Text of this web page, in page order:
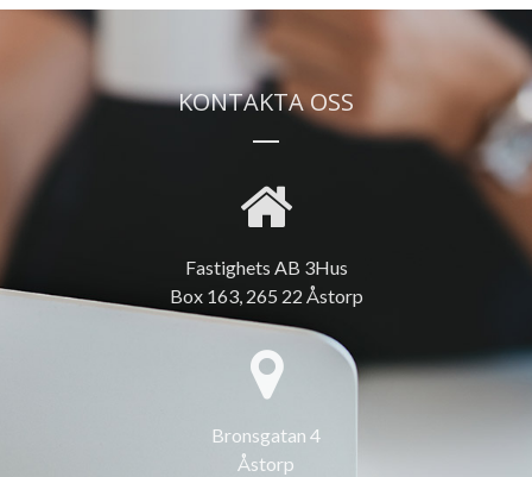
KONTAKTA OSS
Fastighets AB 3Hus
Box 163, 265 22 Åstorp
Bronsgatan 4
Åstorp